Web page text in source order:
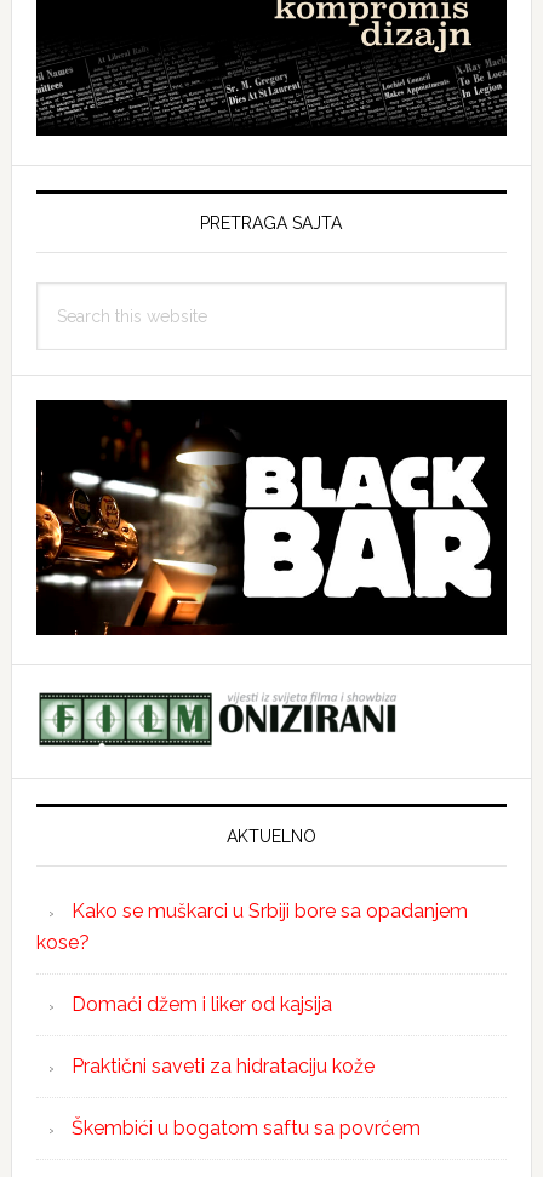
PRETRAGA SAJTA
this
AKTUELNO
Kako se muškarci u Srbiji bore sa opadanjem
kose?
Domaći džem i liker od kajsija
Praktični saveti za hidrataciju kože
Škembići u bogatom saftu sa povrćem